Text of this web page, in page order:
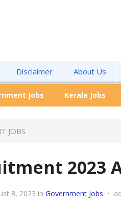
Disclaimer About Us
Jobs Kerala Jobs
JOBS
2023
8, 2023 in Government Jobs •